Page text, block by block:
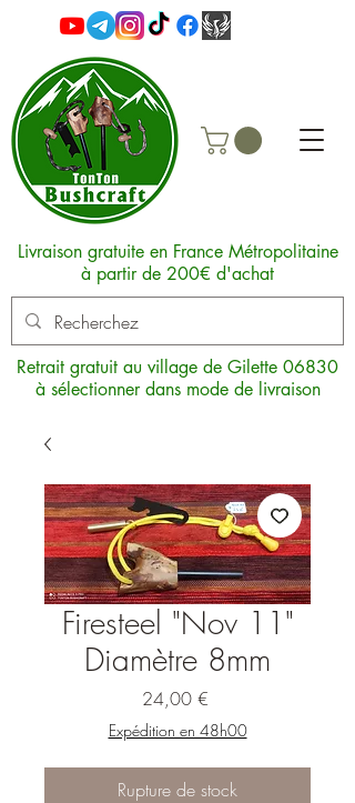
Livraison gratuite en France Métropolitaine
à partir de 200€ d'achat
Retrait gratuit au village de Gilette 06830
à sélectionner dans mode de livraison
Firesteel "Nov 11"
Diamètre 8mm
24,00 €Prix
Expédition en 48h00
Rupture de stock